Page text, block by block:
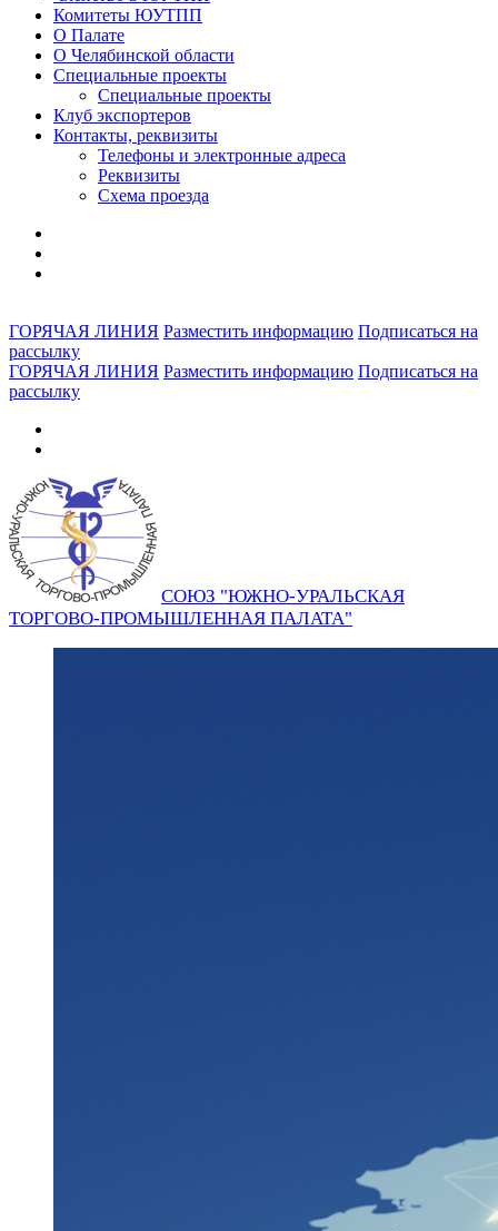
Комитеты ЮУТПП
О Палате
О Челябинской области
Специальные проекты
Специальные проекты
Клуб экспортеров
Контакты, реквизиты
Телефоны и электронные адреса
Реквизиты
Схема проезда
ГОРЯЧАЯ ЛИНИЯ Разместить информацию Подписаться на
рассылку
ГОРЯЧАЯ ЛИНИЯ Разместить информацию Подписаться на
рассылку
СОЮЗ "ЮЖНО-УРАЛЬСКАЯ
ТОРГОВО-ПРОМЫШЛЕННАЯ ПАЛАТА"